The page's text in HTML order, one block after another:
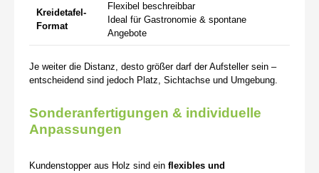
Kreidetafel-
Format
Flexibel beschreibbar
Ideal für Gastronomie & spontane
Angebote
Je weiter die Distanz, desto größer darf der Aufsteller sein –
entscheidend sind jedoch Platz, Sichtachse und Umgebung.
Sonderanfertigungen & individuelle
Anpassungen
Kundenstopper aus Holz sind ein flexibles und